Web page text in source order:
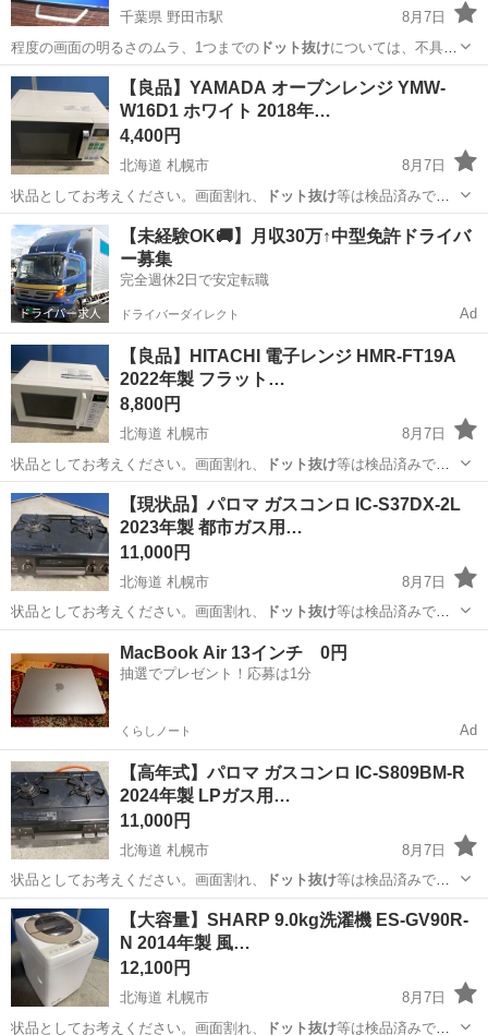
千葉県 野田市駅
8月7日
程度の画面の明るさのムラ、1つまでのドット抜けについては、不具合
として見なさいもの…
千葉 野田市 野田市駅
【良品】YAMADA オーブンレンジ YMW-
W16D1 ホワイト 2018年…
4,400円
北海道 札幌市
8月7日
状品としてお考えください。画面割れ、
ドット抜け等は検品済みで
す。 ※ストーブ・ガ…
北海道 札幌市 キッチン家電 良品
【未経験OK🚚】月収30万↑中型免許ドライバ
ー募集
完全週休2日で安定転職
ドライバーダイレクト Ad
【良品】HITACHI 電子レンジ HMR-FT19A
2022年製 フラット…
8,800円
北海道 札幌市
8月7日
状品としてお考えください。画面割れ、
ドット抜け等は検品済みで
す。 ※ストーブ・ガ…
北海道 札幌市 キッチン家電 HMR
【現状品】パロマ ガスコンロ IC-S37DX-2L
2023年製 都市ガス用…
11,000円
北海道 札幌市
8月7日
状品としてお考えください。画面割れ、
ドット抜け等は検品済みで
す。 ※ストーブ・ガ…
MacBook Air 13インチ 0円
抽選でプレゼント！応募は1分
くらしノート Ad
【高年式】パロマ ガスコンロ IC-S809BM-R
2024年製 LPガス用…
11,000円
北海道 札幌市
8月7日
状品としてお考えください。画面割れ、
ドット抜け等は検品済みで
す。 ※ストーブ・ガ…
北海道 札幌市 調理器具 商品
【大容量】SHARP 9.0kg洗濯機 ES-GV90R-
N 2014年製 風…
12,100円
北海道 札幌市
8月7日
状品としてお考えください。画面割れ、
ドット抜け等は検品済みで